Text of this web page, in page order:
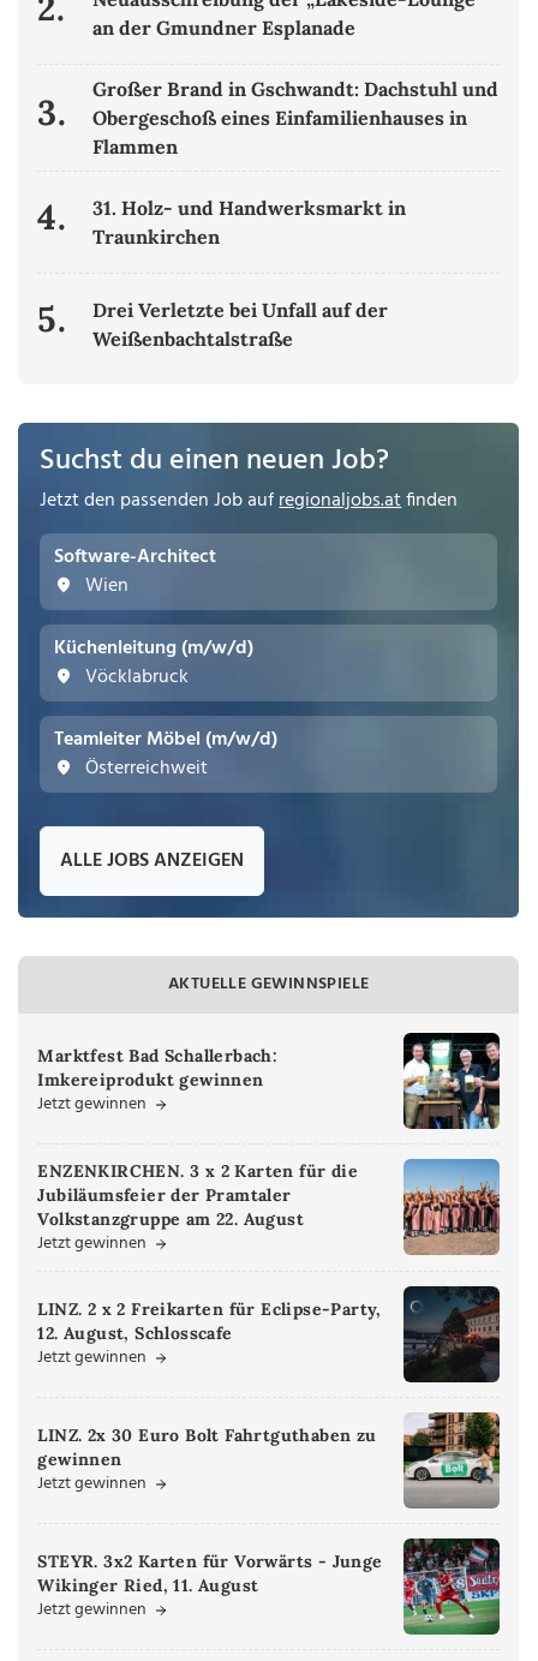
an der Gmundner Esplanade
3.
Großer Brand in Gschwandt: Dachstuhl und
Obergeschoß eines Einfamilienhauses in
Flammen
4.
31. Holz- und Handwerksmarkt in
Traunkirchen
5.
Drei Verletzte bei Unfall auf der
Weißenbachtalstraße
Suchst du einen neuen Job?
Jetzt den passenden Job aufregionaljobs.atfinden
Software-Architect
Wien
Küchenleitung (m/w/d)
Vöcklabruck
Teamleiter Möbel (m/w/d)
Österreichweit
ALLE JOBS ANZEIGEN
AKTUELLE GEWINNSPIELE
Marktfest Bad Schallerbach:
Imkereiprodukt gewinnen
Jetzt gewinnen
ENZENKIRCHEN. 3 x 2 Karten für die
Jubiläumsfeier der Pramtaler
Volkstanzgruppe am 22. August
Jetzt gewinnen
LINZ. 2 x 2 Freikarten für Eclipse-Party,
12. August, Schlosscafe
Jetzt gewinnen
LINZ. 2x 30 Euro Bolt Fahrtguthaben zu
gewinnen
Jetzt gewinnen
STEYR. 3x2 Karten für Vorwärts - Junge
Wikinger Ried, 11. August
Jetzt gewinnen